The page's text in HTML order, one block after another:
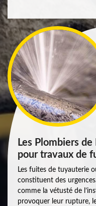
Les Plombiers
pour travaux de
Les fuites de tuyauterie
constituent des
comme la vétusté de
provoquer leur rupture,